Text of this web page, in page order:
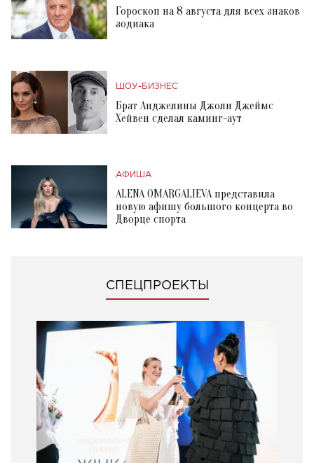
Гороскоп на 8 августа для всех знаков
зодиака
ШОУ-БИЗНЕС
Брат Анджелины Джоли Джеймс
Хейвен сделал каминг-аут
АФИША
ALENA OMARGALIEVA представила
новую афишу большого концерта во
Дворце спорта
СПЕЦПРОЕКТЫ